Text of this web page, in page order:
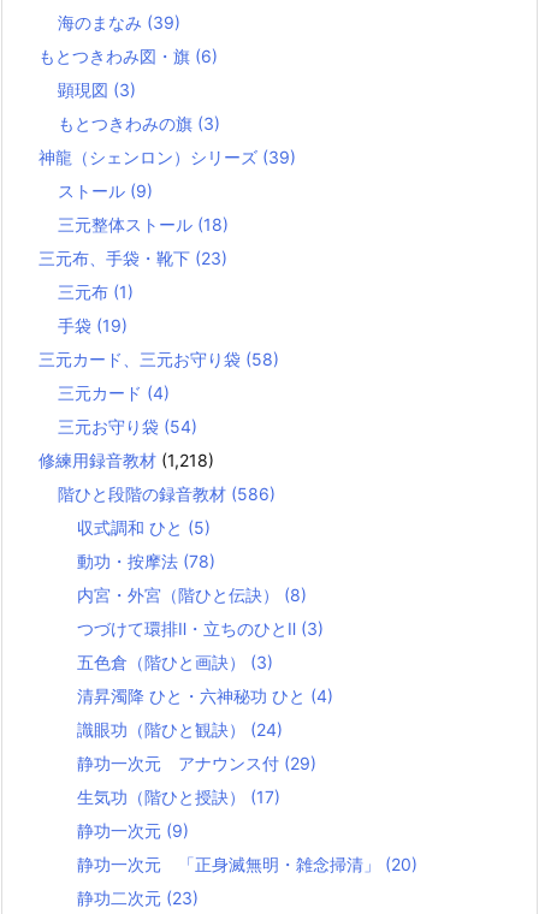
海のまなみ (39)
もとつきわみ図・旗 (6)
顕現図 (3)
もとつきわみの旗 (3)
神龍（シェンロン）シリーズ (39)
ストール (9)
三元整体ストール (18)
三元布、手袋・靴下 (23)
三元布 (1)
手袋 (19)
三元カード、三元お守り袋 (58)
三元カード (4)
三元お守り袋 (54)
修練用録音教材 (1,218)
階ひと段階の録音教材 (586)
収式調和 ひと (5)
動功・按摩法 (78)
内宮・外宮（階ひと伝訣） (8)
つづけて環排Ⅱ・立ちのひとⅡ (3)
五色倉（階ひと画訣） (3)
清昇濁降 ひと・六神秘功 ひと (4)
識眼功（階ひと観訣） (24)
静功一次元 アナウンス付 (29)
生気功（階ひと授訣） (17)
静功一次元 (9)
静功一次元 「正身滅無明・雑念掃清」 (20)
静功二次元 (23)